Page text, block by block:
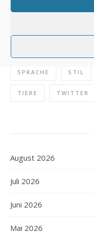
SPRACHE STIL
TIERE TWITTER
August 2026
Juli 2026
Juni 2026
Mai 2026